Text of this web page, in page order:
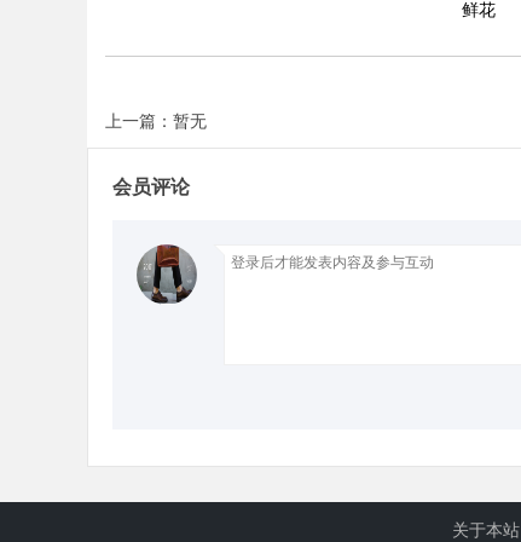
鲜花
上一篇：暂无
会员评论
关于本站